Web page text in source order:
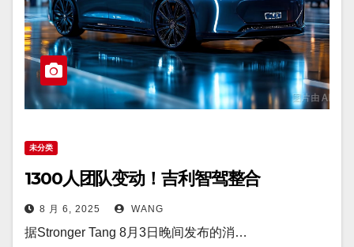
未分类
1300人团队变动！吉利智驾整合
8 月 6, 2025 WANG
据Stronger Tang 8月3日晚间发布的消…